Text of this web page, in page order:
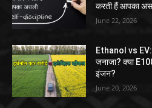
करती हैं आपका
June 22, 2026
Ethanol vs EV:
जनाजा? क्या
इंजन?
June 20, 2026